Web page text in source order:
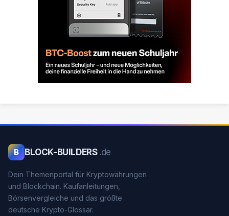
B BLOCK-BUILDERS .de
Dein Themenportal für Kryptowährungen
und Blockchain. Kaufanleitungen,
Börsenvergleiche und das größte
deutsche Krypto-Glossar.